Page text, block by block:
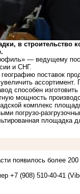
в строительство
— ведущему
и СНГ.
поставок
способен
мощность
комплекс
погрузо-
появилось более
+7 (908) 510-40-41